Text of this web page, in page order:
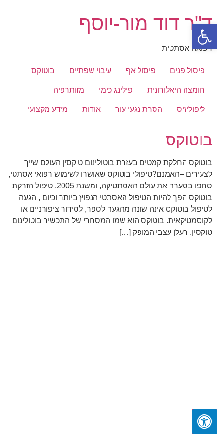
פתח סרגל נגישות
לתוכן
ד"ר דוד מור-יוסף
רפואה אסתטית
פיסול פנים פיסול אף עיבוי שפתיים בוטוקס
חומצה היאלורונית פילינג כימי מזותרפיה
ליפוליזיס הסרת נגעי עור אודות מידע מקצועי
בוטוקס
בוטוקס החלקת קמטים בעזרת בוטולינום טוקסין העולם שייך
לצעירים –האמנם?טיפולי בוטוקס שאושרו לשימוש רפואי אסתטי,
סחפו בסערה את עולם האסתטיקה, ומשנת 2005, טיפול הזרקת
בוטוקס הפך להיות הטיפול האסתטי הנפוץ ביותר וכיום , הגעה
לטיפול בוטוקס אינה שונה מהגעה לספר, לסידור ציפורניים או
לקוסמטיקאית. בוטוקס הוא שמו המסחרי של התכשיר בוטולינום
טוקסין. רעלן עצבי המופק […]